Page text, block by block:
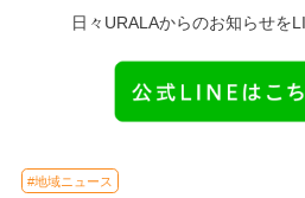
日々URALAからのお知らせを
#地域ニュース